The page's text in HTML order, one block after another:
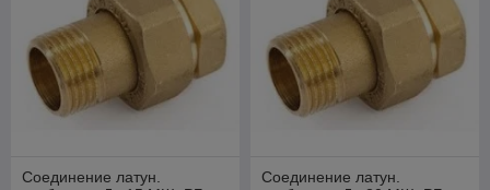
Соединение латун.
Соединение латун.